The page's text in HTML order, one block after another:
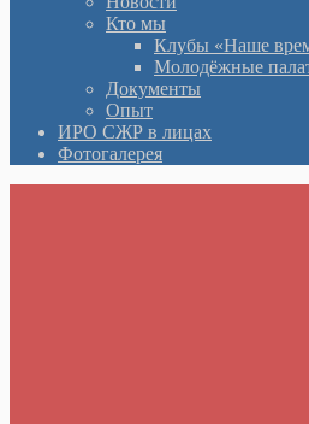
Кто мы
Клубы «Наше
Молодёжные
Документы
Опыт
ИРО СЖР в лицах
Фотогалерея